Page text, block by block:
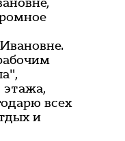
этажа,
всех
и